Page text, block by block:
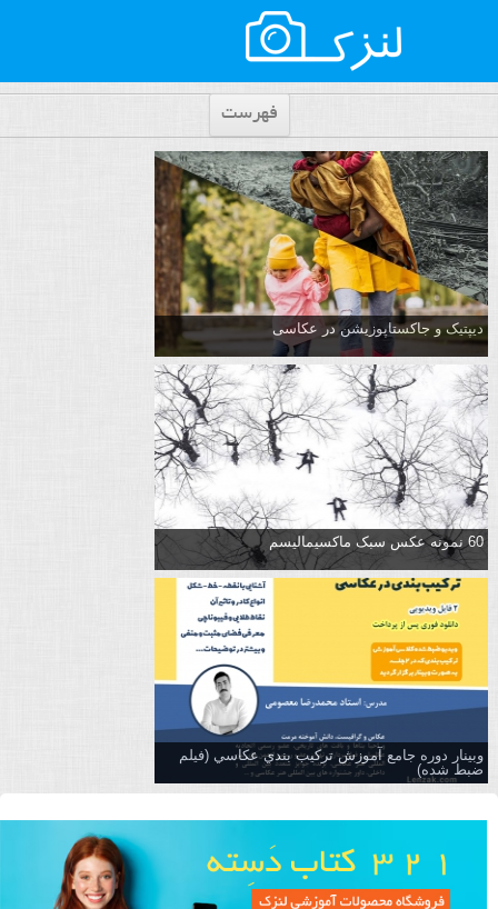
فهرست
دیپتیک و جاکستا‌پوزیشن در عکاسی
60 نمونه عکس سبک ماکسیمالیسم
وبینار دوره جامع آموزش تركيب بندي عكاسي (فیلم
ضبط شده)